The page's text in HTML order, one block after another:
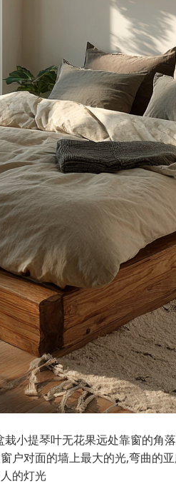
提琴叶无花果远处靠窗的角
户对面的墙上最大的光,弯曲的
的灯光